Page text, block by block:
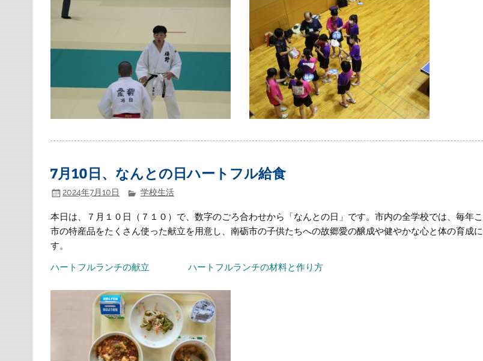
7月10日、なんとの日ハートフル給食
2024年7月10日 学校生活
本日は、７月１０日（７１０）で、数字のごろ合わせから「なんとの日」です。市内の全学校では、毎年
市の特産品をたくさん使った献立を用意し、南砺市の子供たちへの故郷愛の醸成や健やかな心と体の育成
す。
ハートフルランチの献立
ハートフルランチの材料と作り方